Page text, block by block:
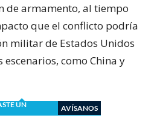
de armamento, al tiempo
que el conflicto podría
militar de Estados Unidos
como China y
UN
AVÍSANOS